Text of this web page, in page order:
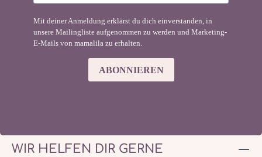
Mit deiner Anmeldung erklärst du dich einverstanden, in
unsere Mailingliste aufgenommen zu werden und Marketing-
E-Mails von mamalila zu erhalten.
ABONNIEREN
WIR HELFEN DIR GERNE